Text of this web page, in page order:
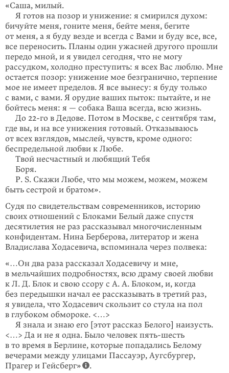
«Саша, милый.
Я готов на позор и унижение: я смирился духом:
бичуйте меня, гоните меня, бейте меня, бегите
от меня, а я буду везде и всегда с Вами и буду все, все,
все переносить. Планы один ужасней другого прошли
передо мной, и я увидел сегодня, что не могу
рассудком, холодно преступить: я всех Вас люблю. Мне
остается позор: унижение мое безгранично, терпение
мое не имеет пределов. Я все вынесу: я буду только
с вами, с вами. Я орудие ваших пыток: пытайте, и не
бойтесь меня: я — собака Ваша всегда, всю жизнь.
До 22-го в Дедове. Потом в Москве, с сентября там,
где вы, и на все унижения готовый. Отказываюсь
от всех взглядов, мыслей, чувств, кроме одного:
беспредельной любви к Любе.
Твой несчастный и любящий Тебя
Боря.
P. S. Скажи Любе, что мы можем, можем, можем
быть сестрой и братом».
Судя по свидетельствам современников, историю
своих отношений с Блоками Белый даже спустя
десятилетия не раз рассказывал многочисленным
конфи­дентам. Нина Берберова, литератор и жена
Владислава Ходасевича, вспоминала через полвека:
«…Он два раза рассказал Ходасевичу и мне,
в мельчайших подроб­но­стях, всю драму своей любви
к Л. Д. Блок и свою ссору с А. А. Блоком, и, когда
без передышки начал ее рассказывать в третий раз,
я увидела, что Ходасевич скользит со стула на пол
в глубоком обмороке. <…>
Я знала и знаю его [этот рассказ Белого] наизусть.
<…> Да и не я одна. Было человек пять-шесть
в то время в Берлине, которые попадались Белому
вечерами между улицами Пассауэр, Аугсбургер,
Прагер и Гейсберг»
.